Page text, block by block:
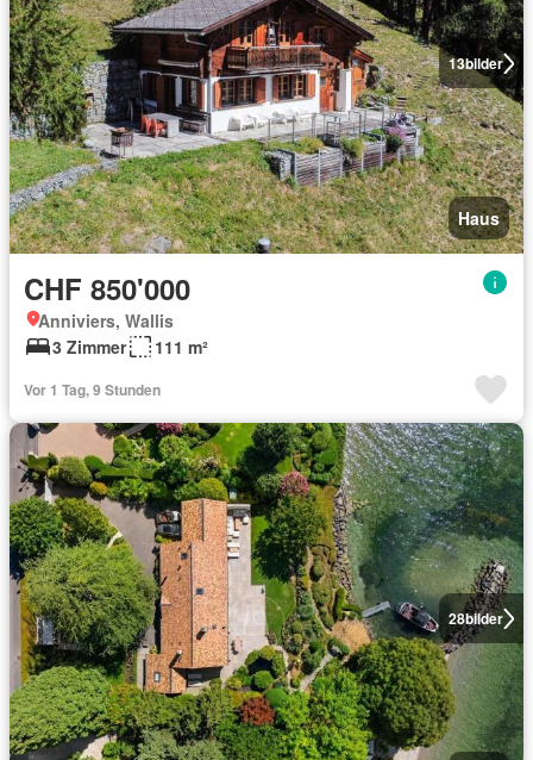
13bilder
Haus
CHF 850'000
Anniviers, Wallis
3 Zimmer
111 m²
Vor 1 Tag, 9 Stunden
28bilder